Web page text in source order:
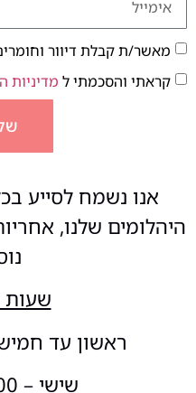
מאשר/ת קבלת דיוור
קראתי והסכמתי ל מדיניות
אנו נשמח לסייע
היהלומים שלנו,
שעות
ראשון עד חמישי –
שישי – 08:00-14:00